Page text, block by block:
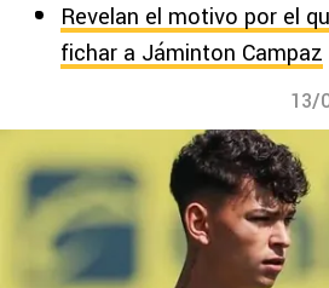
Revelan el motivo por el
fichar a Jáminton Campaz
13/